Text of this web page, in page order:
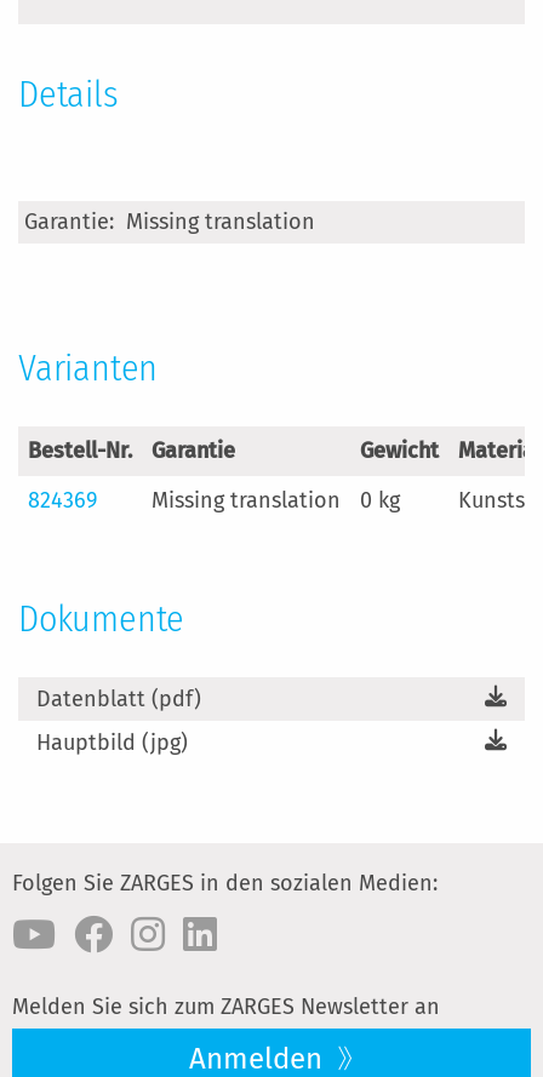
Details
Mehr
Missing translation
Varianten
Bestell-Nr. Garantie Gewicht
Material
824369
Missing translation 0 kg
Dokumente
Datenblatt (pdf)
Hauptbild (jpg)
Folgen Sie ZARGES in den sozialen Medien:
Melden Sie sich zum ZARGES Newsletter an
Anmelden